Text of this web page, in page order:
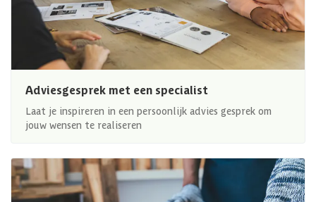
Adviesgesprek met een specialist
Laat je inspireren in een persoonlijk advies gesprek om
jouw wensen te realiseren